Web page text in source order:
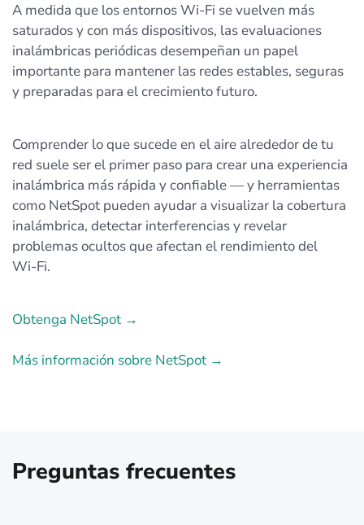
A medida que los entornos Wi‑Fi se vuelven más
saturados y con más dispositivos, las evaluaciones
inalámbricas periódicas desempeñan un papel
importante para mantener las redes estables, seguras
y preparadas para el crecimiento futuro.
Comprender lo que sucede en el aire alrededor de tu
red suele ser el primer paso para crear una experiencia
inalámbrica más rápida y confiable — y herramientas
como NetSpot pueden ayudar a visualizar la cobertura
inalámbrica, detectar interferencias y revelar
problemas ocultos que afectan el rendimiento del
Wi‑Fi.
Obtenga NetSpot →
Más información sobre NetSpot →
Preguntas frecuentes